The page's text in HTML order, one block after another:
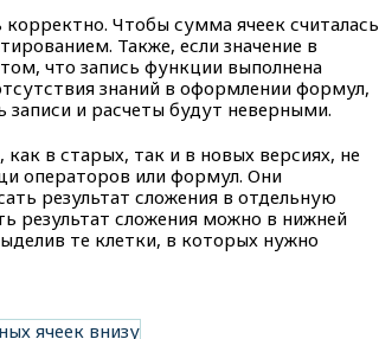
Чтобы сумма ячеек считалась
Также, если значение в
что запись функции выполнена
знаний в оформлении формул,
и расчеты будут неверными.
в старых, так и в новых версиях, не
операторов или формул. Они
результат сложения в отдельную
результат сложения можно в нижней
те клетки, в которых нужно